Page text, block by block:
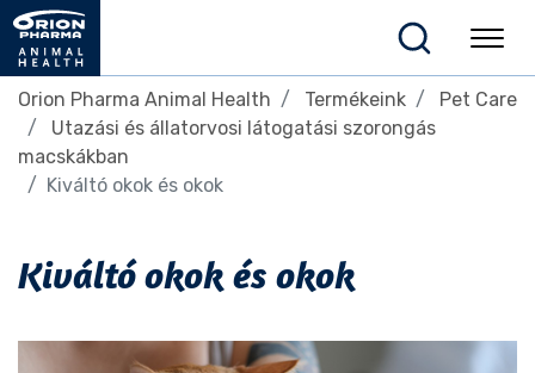
Orion Pharma Animal Health Termékeink
Pet Care
Utazási és állatorvosi látogatási szorongás
macskákban
Kiváltó okok és okok
Kiváltó okok és okok